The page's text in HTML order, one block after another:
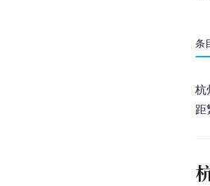
条
杭
距